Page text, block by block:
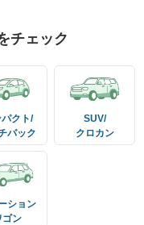
チェック
クト/
バック
SUV/
クロカン
ション
ゴン